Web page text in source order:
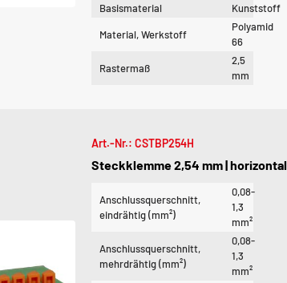
Basismaterial
Kunststoff
Material, Werkstoff
Polyamid
66
Rastermaß
2,5
mm
Art.-Nr.: CSTBP254H
Steckklemme 2,54 mm | horizontal
Anschlussquerschnitt,
eindrähtig (mm²)
0,08-
1,3
mm²
Anschlussquerschnitt,
mehrdrähtig (mm²)
0,08-
1,3
mm²